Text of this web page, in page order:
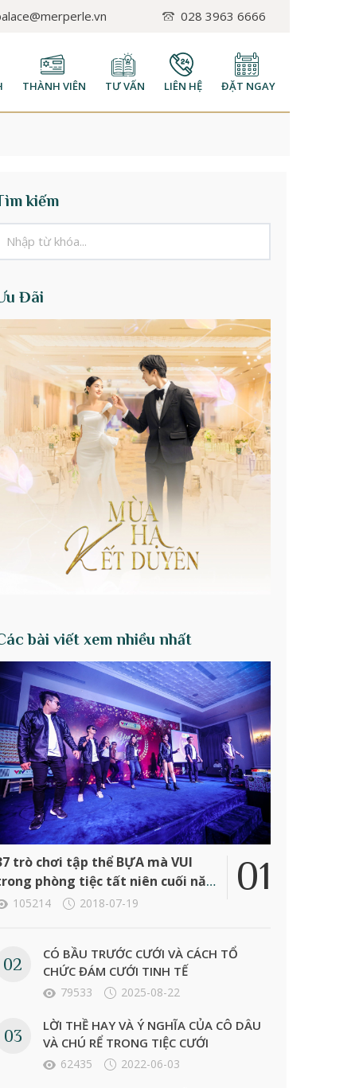
028 3963 6666
THÀNH VIÊN TƯ VẤN LIÊN HỆ ĐẶT NGAY
kiếm
Đãi
bài viết xem nhiều nhất
trò chơi tập thể BỰA mà VUI
phòng tiệc tất niên cuối năm
ty
105214 2018-07-19
CÓ BẦU TRƯỚC CƯỚI VÀ CÁCH TỔ
CHỨC ĐÁM CƯỚI TINH TẾ
79533 2025-08-22
LỜI THỀ HAY VÀ Ý NGHĨA CỦA CÔ DÂU
VÀ CHÚ RỂ TRONG TIỆC CƯỚI
62435 2022-06-03